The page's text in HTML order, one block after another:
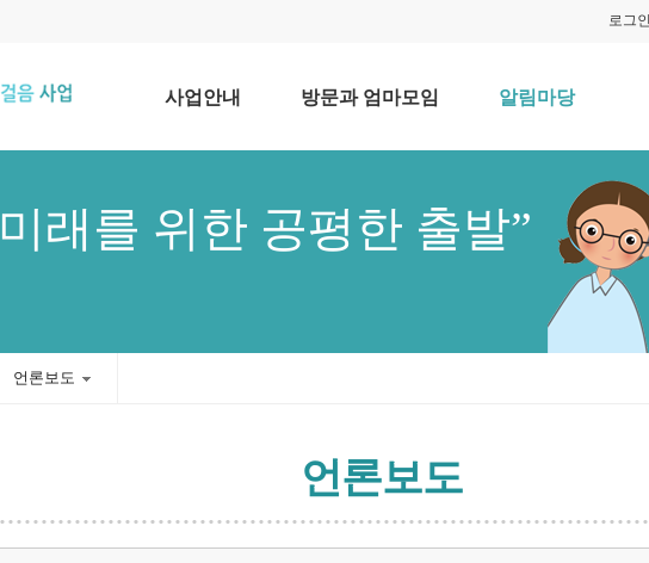
로그인
사업안내 방문과 엄마모임 알림마당
래를 위한 공평한 출발”
언론보도
언론보도